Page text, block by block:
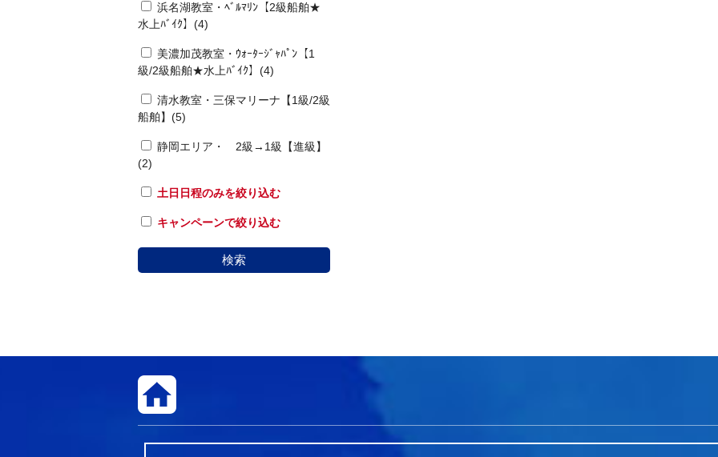
浜名湖教室・ﾍﾞﾙﾏﾘﾝ【2級船舶★
水上ﾊﾞｲｸ】(4)
美濃加茂教室・ｳｫｰﾀｰｼﾞｬﾊﾟﾝ【1
級/2級船舶★水上ﾊﾞｲｸ】(4)
清水教室・三保マリーナ【1級/2級
船舶】(5)
静岡エリア・ 2級→1級【進級】
(2)
土日日程のみを絞り込む
キャンペーンで絞り込む
検索